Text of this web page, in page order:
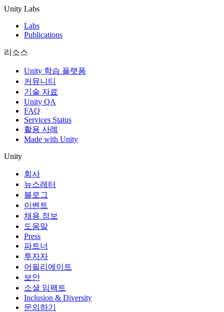
Unity Labs
Labs
Publications
리소스
Unity 학습 플랫폼
커뮤니티
기술 자료
Unity QA
FAQ
Services Status
활용 사례
Made with Unity
Unity
회사
뉴스레터
블로그
이벤트
채용 정보
도움말
Press
파트너
투자자
어필리에이트
보안
소셜 임팩트
Inclusion & Diversity
문의하기